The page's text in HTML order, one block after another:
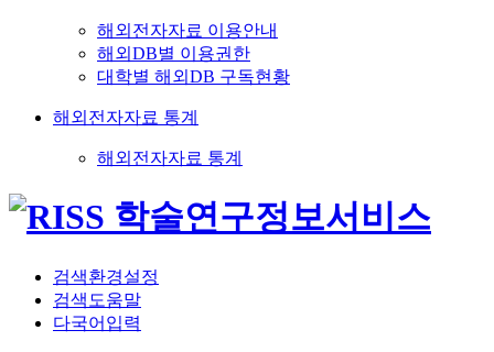
해외전자자료 이용안내
해외DB별 이용권한
대학별 해외DB 구독현황
해외전자자료 통계
해외전자자료 통계
검색환경설정
검색도움말
다국어입력